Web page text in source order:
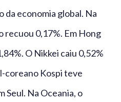
da economia global. Na
recuou 0,17%. Em Hong
O Nikkei caiu 0,52%
coreano Kospi teve
Seul. Na Oceania, o